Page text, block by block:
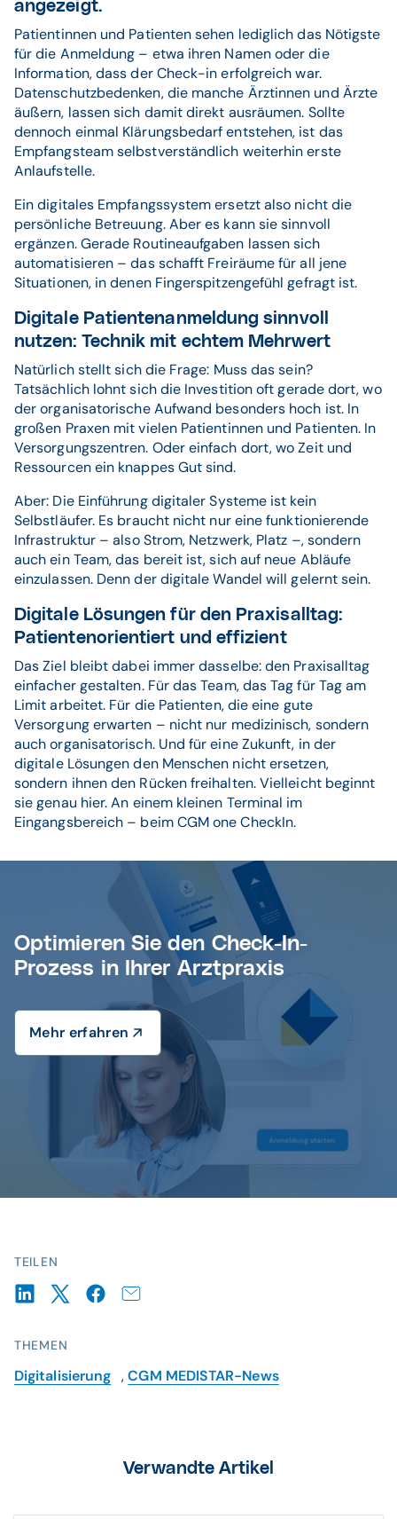
TEILEN
THEMEN
Digitalisierung ,CGM MEDISTAR-News
angezeigt.
Patientinnen und Patienten sehen lediglich das Nötigste
für die Anmeldung – etwa ihren Namen oder die
Information, dass der Check-in erfolgreich war.
Datenschutzbedenken, die manche Ärztinnen und Ärzte
äußern, lassen sich damit direkt ausräumen. Sollte
dennoch einmal Klärungsbedarf entstehen, ist das
Empfangsteam selbstverständlich weiterhin erste
Anlaufstelle.
Ein digitales Empfangssystem ersetzt also nicht die
persönliche Betreuung. Aber es kann sie sinnvoll
ergänzen. Gerade Routineaufgaben lassen sich
automatisieren – das schafft Freiräume für all jene
Situationen, in denen Fingerspitzengefühl gefragt ist.
Digitale Patientenanmeldung sinnvoll
nutzen: Technik mit echtem Mehrwert
Natürlich stellt sich die Frage: Muss das sein?
Tatsächlich lohnt sich die Investition oft gerade dort, wo
der organisatorische Aufwand besonders hoch ist. In
großen Praxen mit vielen Patientinnen und Patienten. In
Versorgungszentren. Oder einfach dort, wo Zeit und
Ressourcen ein knappes Gut sind.
Aber: Die Einführung digitaler Systeme ist kein
Selbstläufer. Es braucht nicht nur eine funktionierende
Infrastruktur – also Strom, Netzwerk, Platz –, sondern
auch ein Team, das bereit ist, sich auf neue Abläufe
einzulassen. Denn der digitale Wandel will gelernt sein.
Digitale Lösungen für den Praxisalltag:
Patientenorientiert und effizient
Das Ziel bleibt dabei immer dasselbe: den Praxisalltag
einfacher gestalten. Für das Team, das Tag für Tag am
Limit arbeitet. Für die Patienten, die eine gute
Versorgung erwarten – nicht nur medizinisch, sondern
auch organisatorisch. Und für eine Zukunft, in der
digitale Lösungen den Menschen nicht ersetzen,
sondern ihnen den Rücken freihalten. Vielleicht beginnt
sie genau hier. An einem kleinen Terminal im
Eingangsbereich – beim CGM one CheckIn.
Optimieren Sie den Check-In-
Prozess in Ihrer Arztpraxis
Mehr erfahren
Verwandte Artikel